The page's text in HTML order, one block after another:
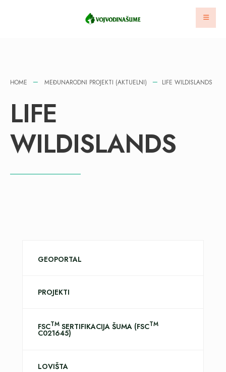
HOME MEĐUNARODNI PROJEKTI (AKTUELNI) LIFE WILDISLANDS
LIFE
WILDISLANDS
GEOPORTAL
PROJEKTI
FSCTM SERTIFIKACIJA ŠUMA (FSCTM
C021645)
LOVIŠTA